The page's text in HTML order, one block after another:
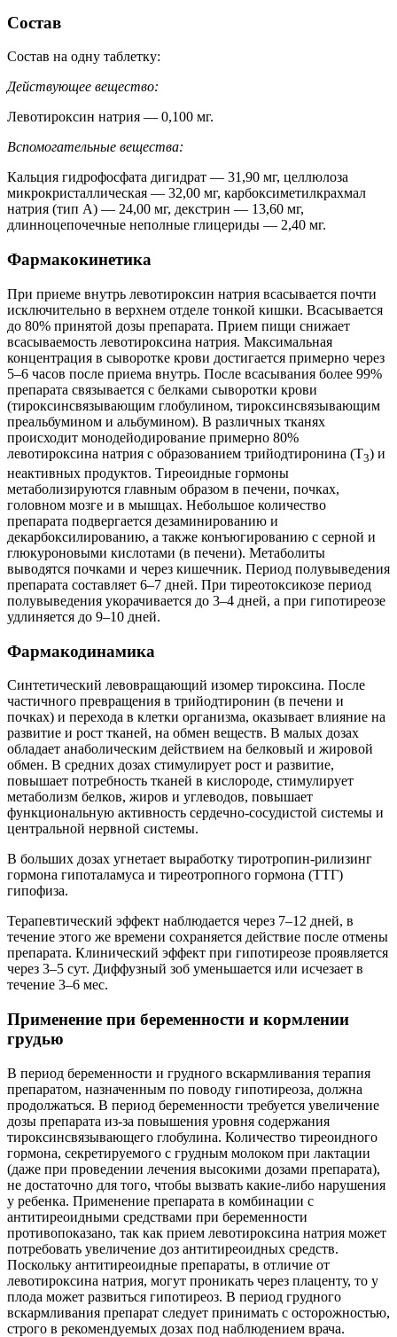
Состав
Состав на одну таблетку:
Действующее вещество:
Левотироксин натрия — 0,100 мг.
Вспомогательные вещества:
Кальция гидрофосфата дигидрат — 31,90 мг, целлюлоза
микрокристаллическая — 32,00 мг, карбоксиметилкрахмал
натрия (тип А) — 24,00 мг, декстрин — 13,60 мг,
длинноцепочечные неполные глицериды — 2,40 мг.
Фармакокинетика
При приеме внутрь левотироксин натрия всасывается почти
исключительно в верхнем отделе тонкой кишки. Всасывается
до 80% принятой дозы препарата. Прием пищи снижает
всасываемость левотироксина натрия. Максимальная
концентрация в сыворотке крови достигается примерно через
5–6 часов после приема внутрь. После всасывания более 99%
препарата связывается с белками сыворотки крови
(тироксинсвязывающим глобулином, тироксинсвязывающим
преальбумином и альбумином). В различных тканях
происходит монодейодирование примерно 80%
левотироксина натрия с образованием трийодтиронина (Т3) и
неактивных продуктов. Тиреоидные гормоны
метаболизируются главным образом в печени, почках,
головном мозге и в мышцах. Небольшое количество
препарата подвергается дезаминированию и
декарбоксилированию, а также конъюгированию с серной и
глюкуроновыми кислотами (в печени). Метаболиты
выводятся почками и через кишечник. Период полувыведения
препарата составляет 6–7 дней. При тиреотоксикозе период
полувыведения укорачивается до 3–4 дней, а при гипотиреозе
удлиняется до 9–10 дней.
Фармакодинамика
Синтетический левовращающий изомер тироксина. После
частичного превращения в трийодтиронин (в печени и
почках) и перехода в клетки организма, оказывает влияние на
развитие и рост тканей, на обмен веществ. В малых дозах
обладает анаболическим действием на белковый и жировой
обмен. В средних дозах стимулирует рост и развитие,
повышает потребность тканей в кислороде, стимулирует
метаболизм белков, жиров и углеводов, повышает
функциональную активность сердечно-сосудистой системы и
центральной нервной системы.
В больших дозах угнетает выработку тиротропин-рилизинг
гормона гипоталамуса и тиреотропного гормона (ТТГ)
гипофиза.
Терапевтический эффект наблюдается через 7–12 дней, в
течение этого же времени сохраняется действие после отмены
препарата. Клинический эффект при гипотиреозе проявляется
через 3–5 сут. Диффузный зоб уменьшается или исчезает в
течение 3–6 мес.
Применение при беременности и кормлении
грудью
В период беременности и грудного вскармливания терапия
препаратом, назначенным по поводу гипотиреоза, должна
продолжаться. В период беременности требуется увеличение
дозы препарата из‑за повышения уровня содержания
тироксинсвязывающего глобулина. Количество тиреоидного
гормона, секретируемого с грудным молоком при лактации
(даже при проведении лечения высокими дозами препарата),
не достаточно для того, чтобы вызвать какие-либо нарушения
у ребенка. Применение препарата в комбинации с
антитиреоидными средствами при беременности
противопоказано, так как прием левотироксина натрия может
потребовать увеличение доз антитиреоидных средств.
Поскольку антитиреоидные препараты, в отличие от
левотироксина натрия, могут проникать через плаценту, то у
плода может развиться гипотиреоз. В период грудного
вскармливания препарат следует принимать с осторожностью,
строго в рекомендуемых дозах под наблюдением врача.